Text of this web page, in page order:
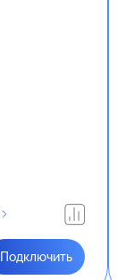
Подключить